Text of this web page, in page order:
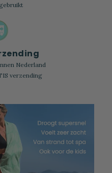
Nederland
verzending